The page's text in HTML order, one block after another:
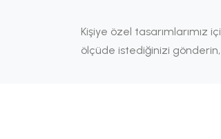
Kişiye özel tasarımlarımız
ölçüde istediğinizi gönderin,